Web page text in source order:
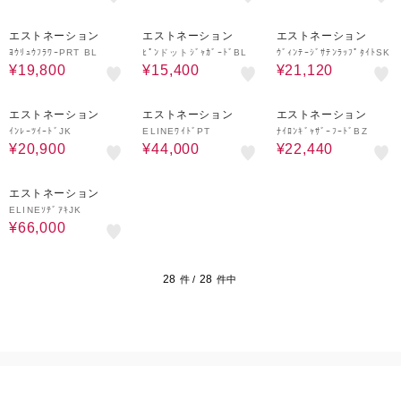
エストネーション
ﾖｳﾘｭｳﾌﾗﾜｰPRT BL
¥19,800
エストネーション
ﾋﾟﾝドットｼﾞｬｶﾞｰﾄﾞBL
¥15,400
エストネーション
ｳﾞｨﾝﾃｰｼﾞｻﾃﾝﾗｯﾌﾟﾀｲﾄSK
¥21,120
エストネーション
ｲﾝﾚｰﾂｲｰﾄﾞJK
¥20,900
エストネーション
ELINEﾜｲﾄﾞPT
¥44,000
エストネーション
ﾅｲﾛﾝｷﾞｬｻﾞｰﾌｰﾄﾞBZ
¥22,440
エストネーション
ELINEｿﾃﾞｱｷJK
¥66,000
28 件 / 28 件中